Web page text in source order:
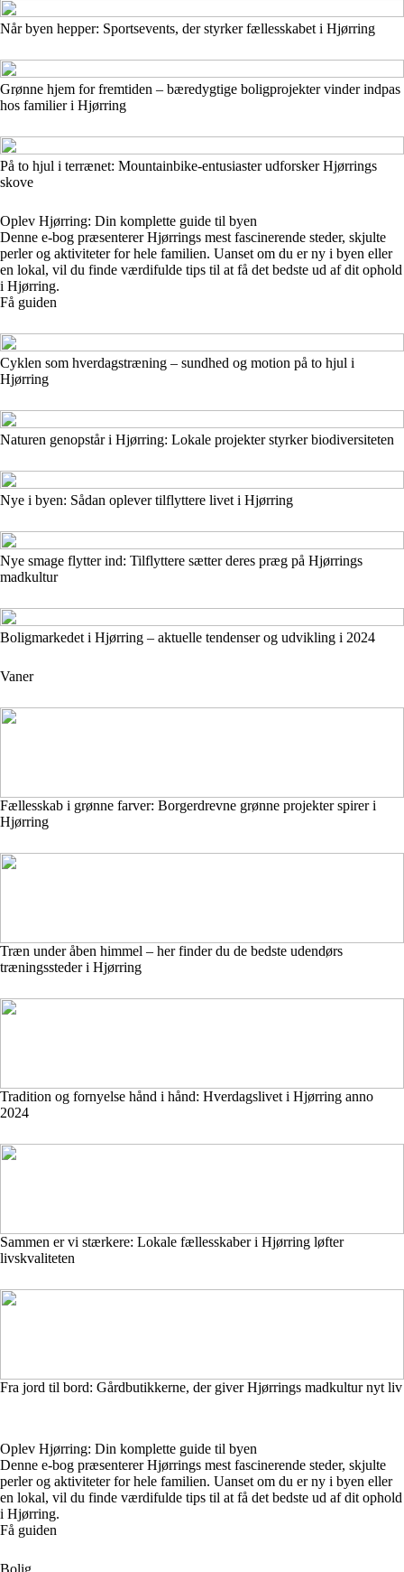
Når byen hepper: Sportsevents, der styrker fællesskabet i Hjørring
Grønne hjem for fremtiden – bæredygtige boligprojekter vinder indpas
hos familier i Hjørring
På to hjul i terrænet: Mountainbike-entusiaster udforsker Hjørrings
skove
Oplev Hjørring: Din komplette guide til byen
Denne e-bog præsenterer Hjørrings mest fascinerende steder, skjulte
perler og aktiviteter for hele familien. Uanset om du er ny i byen eller
en lokal, vil du finde værdifulde tips til at få det bedste ud af dit ophold
i Hjørring.
Få guiden
Cyklen som hverdagstræning – sundhed og motion på to hjul i
Hjørring
Naturen genopstår i Hjørring: Lokale projekter styrker biodiversiteten
Nye i byen: Sådan oplever tilflyttere livet i Hjørring
Nye smage flytter ind: Tilflyttere sætter deres præg på Hjørrings
madkultur
Boligmarkedet i Hjørring – aktuelle tendenser og udvikling i 2024
Vaner
Fællesskab i grønne farver: Borgerdrevne grønne projekter spirer i
Hjørring
Træn under åben himmel – her finder du de bedste udendørs
træningssteder i Hjørring
Tradition og fornyelse hånd i hånd: Hverdagslivet i Hjørring anno
2024
Sammen er vi stærkere: Lokale fællesskaber i Hjørring løfter
livskvaliteten
Fra jord til bord: Gårdbutikkerne, der giver Hjørrings madkultur nyt liv
Oplev Hjørring: Din komplette guide til byen
Denne e-bog præsenterer Hjørrings mest fascinerende steder, skjulte
perler og aktiviteter for hele familien. Uanset om du er ny i byen eller
en lokal, vil du finde værdifulde tips til at få det bedste ud af dit ophold
i Hjørring.
Få guiden
Bolig